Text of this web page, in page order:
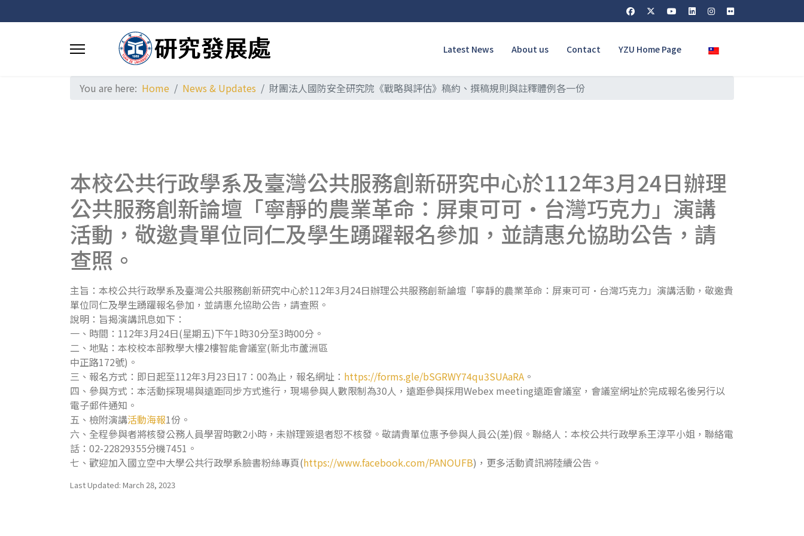
Latest News About us Contact YZU Home Page Select your language
You are here: Home News & Updates 財團法人國防安全研究院《戰略與評估》稿約、撰稿規則與註釋體例各一份
本校公共行政學系及臺灣公共服務創新研究中心於112年3月24日辦理
公共服務創新論壇「寧靜的農業革命：屏東可可·台灣巧克力」演講
活動，敬邀貴單位同仁及學生踴躍報名參加，並請惠允協助公告，請
查照。
主旨：本校公共行政學系及臺灣公共服務創新研究中心於112年3月24日辦理公共服務創新論壇「寧靜的農業革命：屏東可可·台灣巧克力」演講活動，敬邀貴
單位同仁及學生踴躍報名參加，並請惠允協助公告，請查照。
說明：旨揭演講訊息如下：
一、時間：112年3月24日(星期五)下午1時30分至3時00分。
二、地點：本校校本部教學大樓2樓智能會議室(新北市蘆洲區
中正路172號)。
三、報名方式：即日起至112年3月23日17：00為止，報名網址： https://forms.gle/bSGRWY74qu3SUAaRA 。
四、參與方式：本活動採現場與遠距同步方式進行，現場參與人數限制為30人，遠距參與採用Webex meeting遠距會議室，會議室網址於完成報名後另行以
電子郵件通知。
五、檢附演講活動海報1份。
六、全程參與者將核發公務人員學習時數2小時，未辦理簽退者恕不核發。敬請貴單位惠予參與人員公(差)假。聯絡人：本校公共行政學系王淳平小姐，聯絡電
話：02-22829355分機7451。
七、歡迎加入國立空中大學公共行政學系臉書粉絲專頁(https://www.facebook.com/PANOUFB)，更多活動資訊將陸續公告。
Last Updated: March 28, 2023